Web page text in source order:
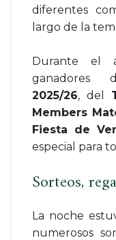
diferentes
largo de la
Durante el
ganadores
2025/26, del
Members
Fiesta de
especial para
Sorteos,
La noche
numerosos